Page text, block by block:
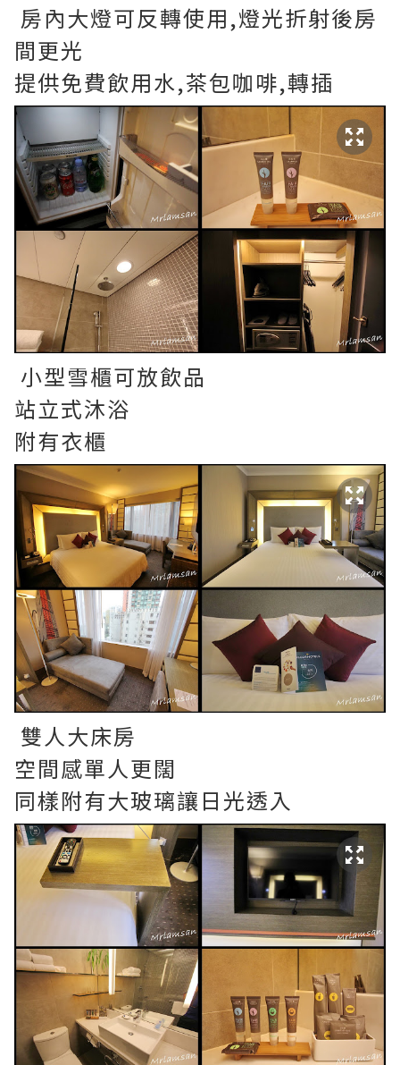
房內大燈可反轉使用,燈光折射後房
間更光
提供免費飲用水,茶包咖啡,轉插
小型雪櫃可放飲品
站立式沐浴
附有衣櫃
雙人大床房
空間感單人更闊
同樣附有大玻璃讓日光透入